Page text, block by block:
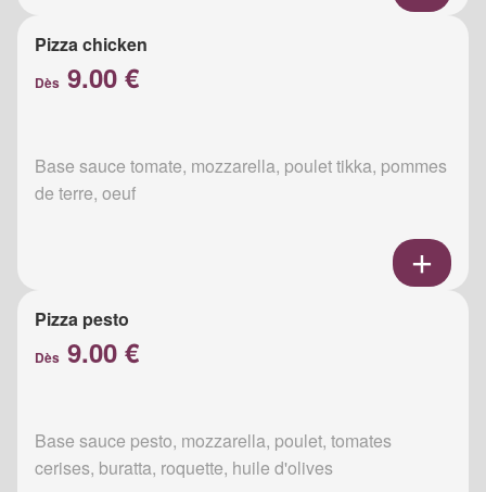
Pizza chicken
Dès 9.00 €
Base sauce tomate, mozzarella, poulet tikka, pommes
de terre, oeuf
Pizza pesto
Dès 9.00 €
Base sauce pesto, mozzarella, poulet, tomates
cerises, buratta, roquette, huile d'olives